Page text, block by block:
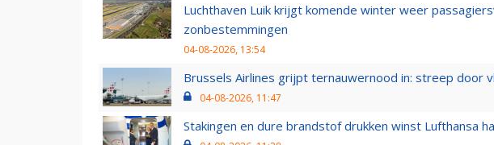
Luchthaven Luik krijgt komende winter weer
zonbestemmingen
04-08-2026, 13:54
Brussels Airlines grijpt ternauwernood in: streep door
04-08-2026, 11:47
Stakingen en dure brandstof drukken winst Lufthansa